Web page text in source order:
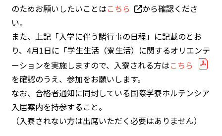
のためお願いしたいことはこちら
から確認くださ
い。
また、上記「入学に伴う諸行事の日程」に記載のとお
り、4月1日に「学生生活（寮生活）に関するオリエンテ
ーションを実施しますので、入寮される方はこちら
を確認のうえ、参加をお願いします。
なお、合格者通知に同封している国際学寮ホルテンシア
入居案内を持参すること。
（入寮されない方は出席いただく必要はありません）